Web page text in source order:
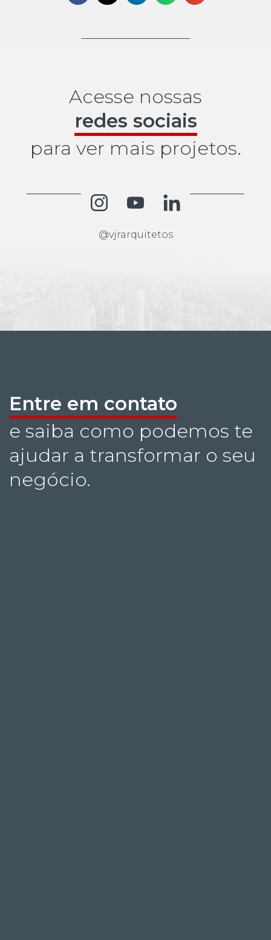
Acesse nossas
redes sociais
para ver mais projetos.
@vjrarquitetos
Entre em contato
e saiba como podemos te
ajudar a transformar o seu
negócio.